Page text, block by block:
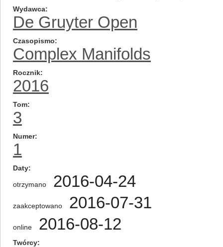
Wydawca
De Gruyter Open
Czasopismo
Complex Manifolds
Rocznik
2016
Tom
3
Numer
1
Daty
otrzymano 2016-04-24
zaakceptowano 2016-07-31
online 2016-08-12
Twórcy